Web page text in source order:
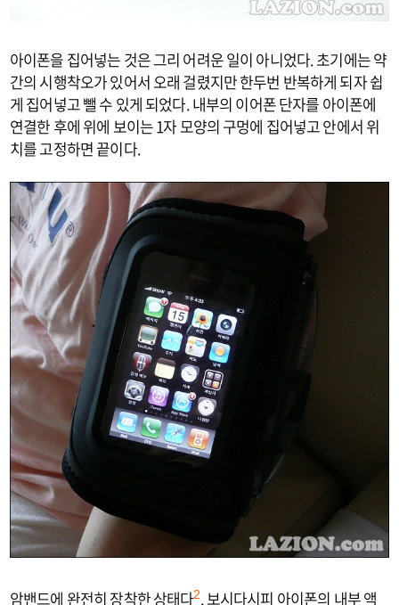
아이폰을 집어넣는 것은 그리 어려운 일이 아니었다. 초기에는 약
간의 시행착오가 있어서 오래 걸렸지만 한두번 반복하게 되자 쉽
게 집어넣고 뺄 수 있게 되었다. 내부의 이어폰 단자를 아이폰에
연결한 후에 위에 보이는 1자 모양의 구멍에 집어넣고 안에서 위
치를 고정하면 끝이다.
암밴드에 완전히 장착한 상태다2. 보시다시피 아이폰의 내부 액